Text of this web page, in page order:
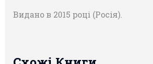
Видано в 2015 році (Росія).